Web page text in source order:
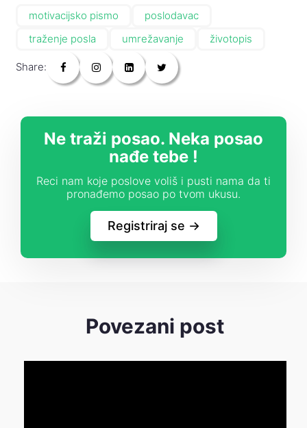
motivacijsko pismo
poslodavac
traženje posla
umrežavanje životopis
Share:
Ne traži posao. Neka posao
nađe tebe !
Reci nam koje poslove voliš i pusti nama da ti
pronađemo posao po tvom ukusu.
Registriraj se ->
Povezani post